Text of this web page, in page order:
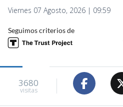
Viernes 07 Agosto, 2026 | 09:59
Seguimos criterios de
3680
visitas